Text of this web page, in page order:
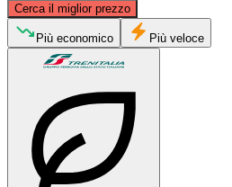
Cerca il miglior prezzo
Più economico Più veloce